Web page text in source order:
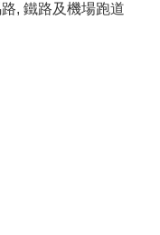
, 鐵路及機場跑道